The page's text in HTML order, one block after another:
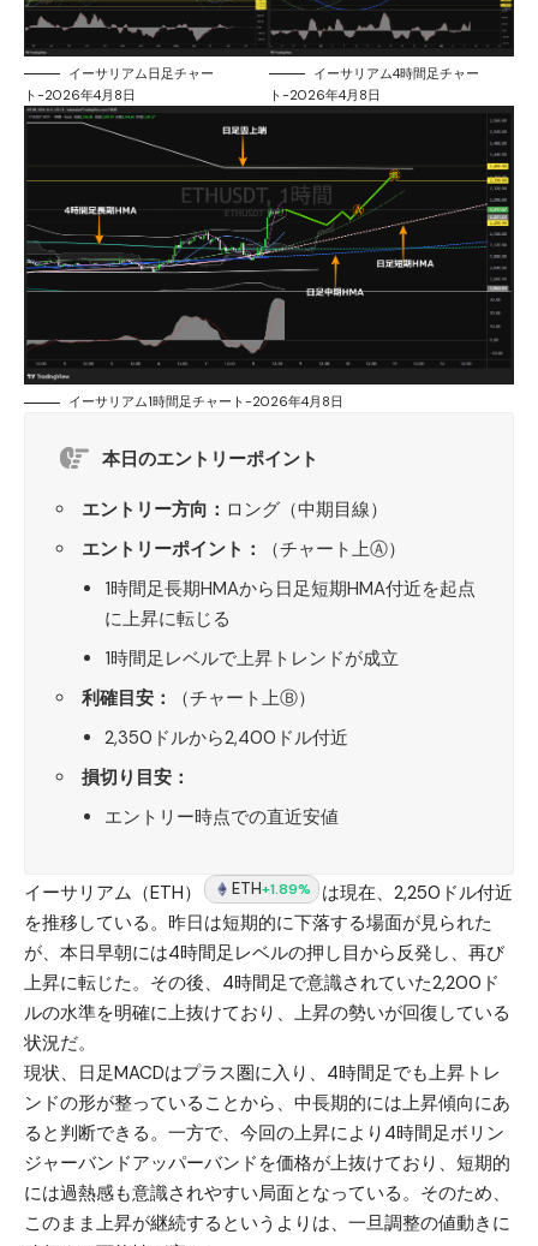
イーサリアム日足チャー
ト-2026年4月8日
イーサリアム4時間足チャー
ト-2026年4月8日
イーサリアム1時間足チャート-2026年4月8日
本日のエントリーポイント
エントリー方向： ロング（中期目線）
エントリーポイント：
（チャート上Ⓐ）
1時間足長期HMAから日足短期HMA付近を起点
に上昇に転じる
1時間足レベルで上昇トレンドが成立
利確目安：
（チャート上Ⓑ）
2,350ドルから2,400ドル付近
損切り目安：
エントリー時点での直近安値
イーサリアム（ETH） ETH+1.89%
は現在、2,250ドル付近
を推移している。昨日は短期的に下落する場面が見られた
が、本日早朝には4時間足レベルの押し目から反発し、再び
上昇に転じた。その後、4時間足で意識されていた2,200ド
ルの水準を明確に上抜けており、上昇の勢いが回復している
状況だ。
現状、日足MACDはプラス圏に入り、4時間足でも上昇トレ
ンドの形が整っていることから、中長期的には上昇傾向にあ
ると判断できる。一方で、今回の上昇により4時間足ボリン
ジャーバンドアッパーバンドを価格が上抜けており、短期的
には過熱感も意識されやすい局面となっている。そのため、
このまま上昇が継続するというよりは、一旦調整の値動きに